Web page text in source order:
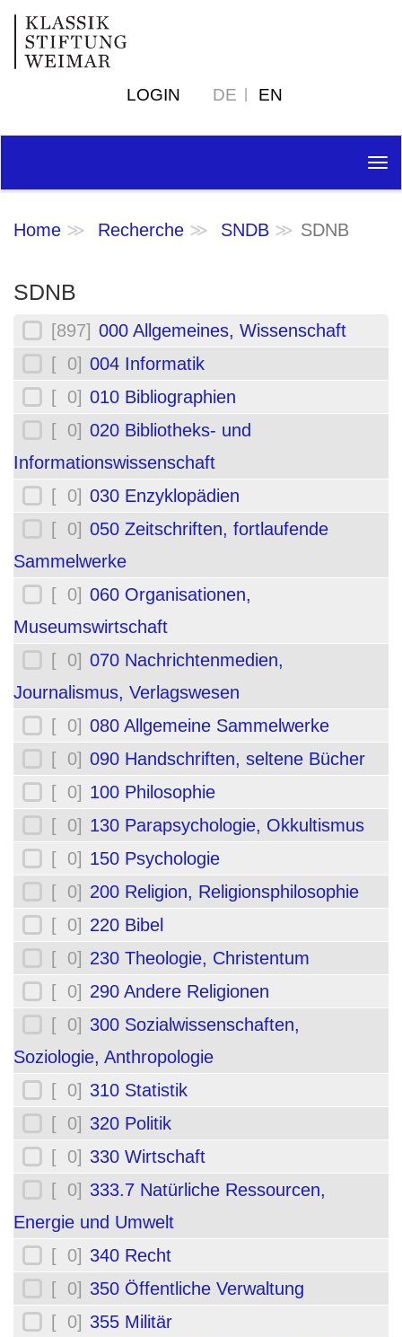
LOGIN DE EN
Home Recherche SNDB SDNB
SDNB
[897] 000 Allgemeines, Wissenschaft
[ 0] 004 Informatik
[ 0] 010 Bibliographien
[ 0] 020 Bibliotheks- und
Informationswissenschaft
[ 0] 030 Enzyklopädien
[ 0] 050 Zeitschriften, fortlaufende
Sammelwerke
[ 0] 060 Organisationen,
Museumswirtschaft
[ 0] 070 Nachrichtenmedien,
Journalismus, Verlagswesen
[ 0] 080 Allgemeine Sammelwerke
[ 0] 090 Handschriften, seltene Bücher
[ 0] 100 Philosophie
[ 0] 130 Parapsychologie, Okkultismus
[ 0] 150 Psychologie
[ 0] 200 Religion, Religionsphilosophie
[ 0] 220 Bibel
[ 0] 230 Theologie, Christentum
[ 0] 290 Andere Religionen
[ 0] 300 Sozialwissenschaften,
Soziologie, Anthropologie
[ 0] 310 Statistik
[ 0] 320 Politik
[ 0] 330 Wirtschaft
[ 0] 333.7 Natürliche Ressourcen,
Energie und Umwelt
[ 0] 340 Recht
[ 0] 350 Öffentliche Verwaltung
[ 0] 355 Militär